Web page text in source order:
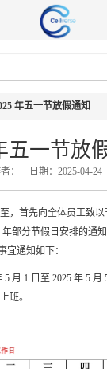
年五一节放假通知
五一节放
： 日期：2025-04-24
，首先向全体员工致
年部分节假日安排的通
宜通知如下：
5 月 1 日至 2025 年 5 月
班。